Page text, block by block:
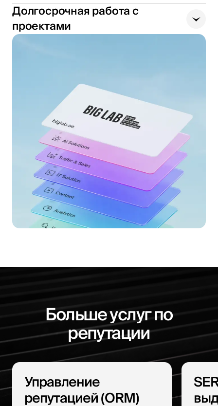
Долгосрочная работа с
проектами
Больше услуг по
репутации
Управление
репутацией (ORM)